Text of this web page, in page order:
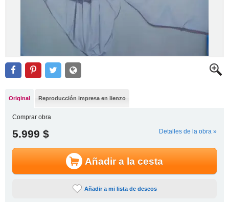
Original Reproducción impresa en lienzo
Comprar obra
5.999 $ Detalles de la obra »
Añadir a la cesta
Añadir a mi lista de deseos